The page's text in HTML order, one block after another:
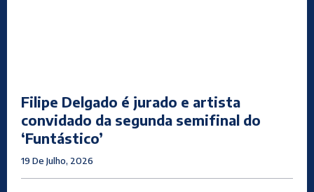
Filipe Delgado é jurado e artista
convidado da segunda semifinal do
‘Funtástico’
19 De Julho, 2026